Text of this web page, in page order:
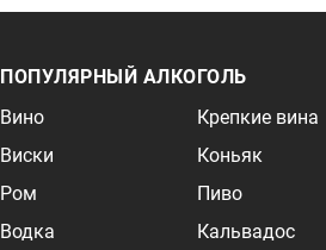
ПОПУЛЯРНЫЙ АЛКОГОЛЬ
Вино
Виски
Ром
Водка
Крепкие вина
Коньяк
Пиво
Кальвадос